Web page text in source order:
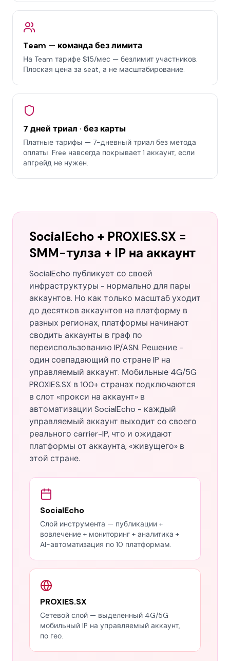
Team — команда без лимита
На Team тарифе $15/мес — безлимит участников.
Плоская цена за seat, а не масштабирование.
7 дней триал · без карты
Платные тарифы — 7-дневный триал без метода
оплаты. Free навсегда покрывает 1 аккаунт, если
апгрейд не нужен.
SocialEcho + PROXIES.SX =
SMM-тулза + IP на аккаунт
SocialEcho публикует со своей
инфраструктуры - нормально для пары
аккаунтов. Но как только масштаб уходит
до десятков аккаунтов на платформу в
разных регионах, платформы начинают
сводить аккаунты в граф по
переиспользованию IP/ASN. Решение -
один совпадающий по стране IP на
управляемый аккаунт. Мобильные 4G/5G
PROXIES.SX в 100+ странах подключаются
в слот «прокси на аккаунт» в
автоматизации SocialEcho - каждый
управляемый аккаунт выходит со своего
реального carrier-IP, что и ожидают
платформы от аккаунта, «живущего» в
этой стране.
SocialEcho
Слой инструмента — публикации +
вовлечение + мониторинг + аналитика +
AI-автоматизация по 10 платформам.
PROXIES.SX
Сетевой слой — выделенный 4G/5G
мобильный IP на управляемый аккаунт,
по гео.